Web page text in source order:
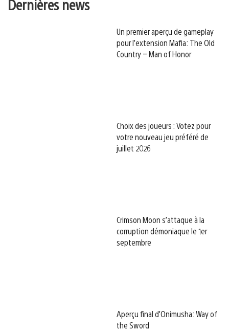
Dernières news
Un premier aperçu de gameplay
pour l’extension Mafia: The Old
Country – Man of Honor
Choix des joueurs : Votez pour
votre nouveau jeu préféré de
juillet 2026
Crimson Moon s’attaque à la
corruption démoniaque le 1er
septembre
Aperçu final d’Onimusha: Way of
the Sword